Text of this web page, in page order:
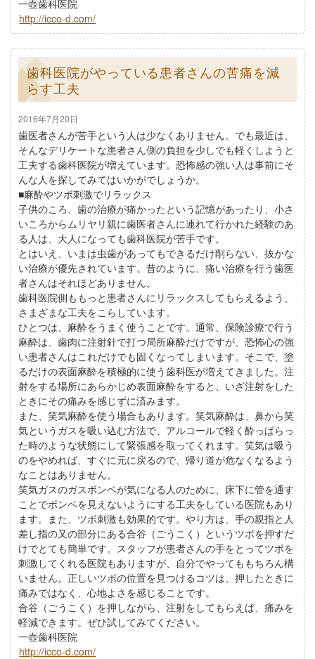
一壺歯科医院
http://icco-d.com/
歯科医院がやっている患者さんの苦痛を減
らす工夫
2016年7月20日
歯医者さんが苦手という人は少なくありません。でも最近は、
そんなデリケートな患者さん側の負担を少しでも軽くしようと
工夫する歯科医院が増えています。恐怖感の強い人は事前にそ
んな人を探してみてはいかがでしょうか。
■麻酔やツボ刺激でリラックス
子供のころ、歯の治療が痛かったという記憶があったり、小さ
いころからムリヤリ親に歯医者さんに連れて行かれた経験のあ
る人は、大人になっても歯科医院が苦手です。
とはいえ、いまは虫歯があってもできるだけ削らない、抜かな
い治療が優先されています。昔のように、痛い治療を行う歯医
者さんはそれほどありません。
歯科医院側ももっと患者さんにリラックスしてもらえるよう、
さまざまな工夫をこらしています。
ひとつは、麻酔をうまく使うことです。通常、保険診療で行う
麻酔は、歯肉に注射針で打つ局所麻酔だけですが、恐怖心の強
い患者さんはこれだけでも固くなってしまいます。そこで、塗
るだけの表面麻酔を積極的に使う歯科医が増えてきました。注
射をする場所にあらかじめ表面麻酔をすると、いざ注射をした
ときにその痛みを感じずに済みます。
また、笑気麻酔を使う場合もあります。笑気麻酔は、鼻から笑
気というガスを吸い込む方法で、アルコールで軽く酔っぱらっ
た時のような状態にして緊張感を取ってくれます。笑気は吸う
のをやめれば、すぐに元に戻るので、帰り道が危なくなるよう
なことはありません。
笑気ガスのガスボンベが気になる人のために、床下に管を通す
ことでボンベを見えないようにする工夫をしている医院もあり
ます。また、ツボ刺激も効果的です。やり方は、手の親指と人
差し指の又の部分にある合谷（ごうこく）というツボを押すだ
けでとても簡単です。スタッフが患者さんの手をとってツボを
刺激してくれる医院もありますが、自分でやってももちろん構
いません。正しいツボの位置を見つけるコツは、押したときに
痛みではなく、心地よさを感じることです。
合谷（ごうこく）を押しながら、注射をしてもらえば、痛みを
軽減できます。ぜひ試してみてください。
一壺歯科医院
http://icco-d.com/